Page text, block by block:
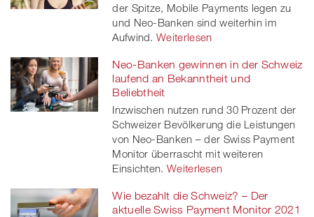
der Spitze, Mobile Payments legen zu
und Neo-Banken sind weiterhin im
Aufwind. Weiterlesen
Neo-Banken gewinnen in der Schweiz
laufend an Bekanntheit und
Beliebtheit
Inzwischen nutzen rund 30 Prozent der
Schweizer Bevölkerung die Leistungen
von Neo-Banken – der Swiss Payment
Monitor überrascht mit weiteren
Einsichten. Weiterlesen
Wie bezahlt die Schweiz? – Der
aktuelle Swiss Payment Monitor 2021